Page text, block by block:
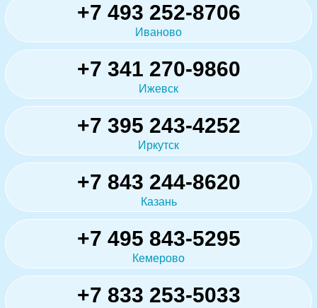
+7 493 252-8706
Иваново
+7 341 270-9860
Ижевск
+7 395 243-4252
Иркутск
+7 843 244-8620
Казань
+7 495 843-5295
Кемерово
+7 833 253-5033